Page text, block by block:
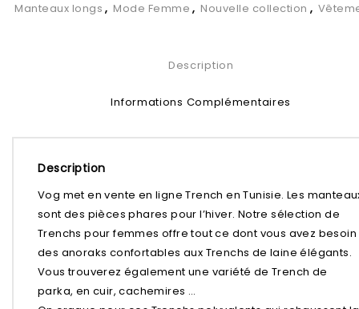
Manteaux longs , Mode Femme , Nouvelle collection ,
Description
Informations Complémentaires
Description
Vog met en vente en ligne Trench en Tunisie. Les
sont des pièces phares pour l’hiver. Notre sélection de
Trenchs pour femmes offre tout ce dont vous avez besoin
des anoraks confortables aux Trenchs de laine élégants.
Vous trouverez également une variété de Trench de
parka, en cuir, cachemires …